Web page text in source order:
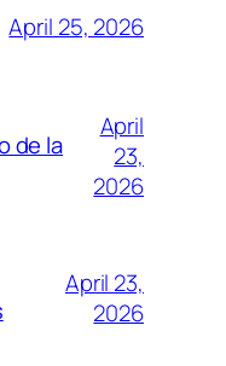
April 25, 2026
de la
April
23,
2026
April 23,
2026